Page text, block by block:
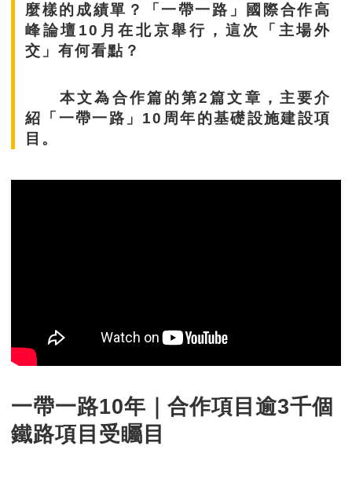
麼樣的成績單？「一帶一路」國際合作高
峰論壇10月在北京舉行，這次「主場外
交」有何看點？
本文為合作篇的第2篇文章，主要介
紹「一帶一路」10周年的基礎設施建設項
目。
一帶一路10年｜合作項目逾3千個
鐵路項目受矚目